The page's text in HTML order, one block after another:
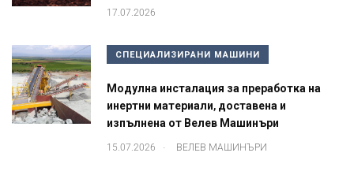
17.07.2026
СПЕЦИАЛИЗИРАНИ МАШИНИ
Модулна инсталация за преработка на
инертни материали, доставена и
изпълнена от Велев Машинъри
15.07.2026 . ВЕЛЕВ МАШИНЪРИ